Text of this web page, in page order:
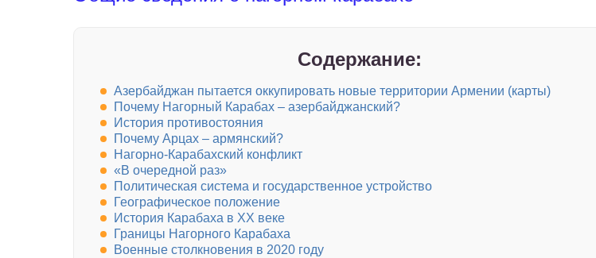
Содержание:
Азербайджан пытается оккупировать новые территории Армении (карты)
Почему Нагорный Карабах – азербайджанский?
История противостояния
Почему Арцах – армянский?
Нагорно-Карабахский конфликт
«В очередной раз»
Политическая система и государственное устройство
Географическое положение
История Карабаха в XX веке
Границы Нагорного Карабаха
Военные столкновения в 2020 году